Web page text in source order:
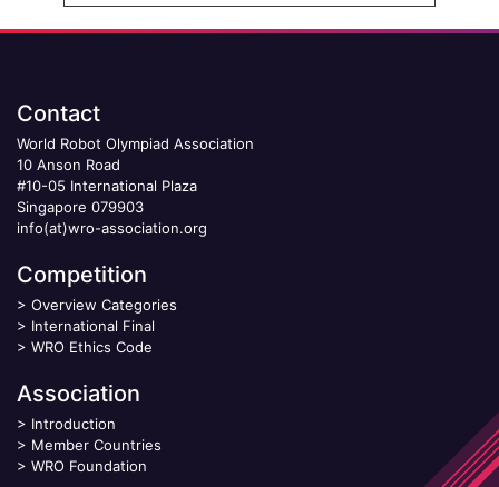
Contact
World Robot Olympiad Association
10 Anson Road
#10-05 International Plaza
Singapore 079903
info(at)wro-association.org
Competition
> Overview Categories
> International Final
> WRO Ethics Code
Association
> Introduction
> Member Countries
> WRO Foundation